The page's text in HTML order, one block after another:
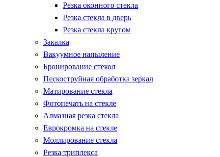
Резка оконного стекла
Резка стекла в дверь
Резка стекла кругом
Закалка
Вакуумное напыление
Бронирование стекол
Пескоструйная обработка зеркал
Матирование стекла
Фотопечать на стекле
Алмазная резка стекла
Еврокромка на стекле
Моллирование стекла
Резка триплекса